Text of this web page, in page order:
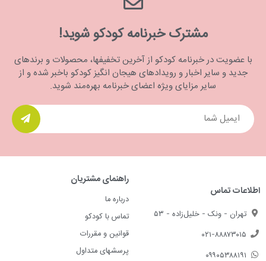
مشترک خبرنامه کودکو شوید!
با عضویت در خبرنامه کودکو از آخرین تخفیفها، محصولات و برندهای
جدید و سایر اخبار و رویدادهای هیجان انگیز کودکو باخبر شده و از
سایر مزایای ویژه اعضای خبرنامه بهره‌مند شوید.
اطلاعات تماس
تهران - ونک - خلیل‌زاده - ۵۳
۰۲۱-۸۸۸۷۳۰۱۵
۰۹۹۰۵۳۸۸۱۹۱
راهنمای مشتریان
درباره ما
تماس با کودکو
قوانین و مقررات
پرسشهای متداول